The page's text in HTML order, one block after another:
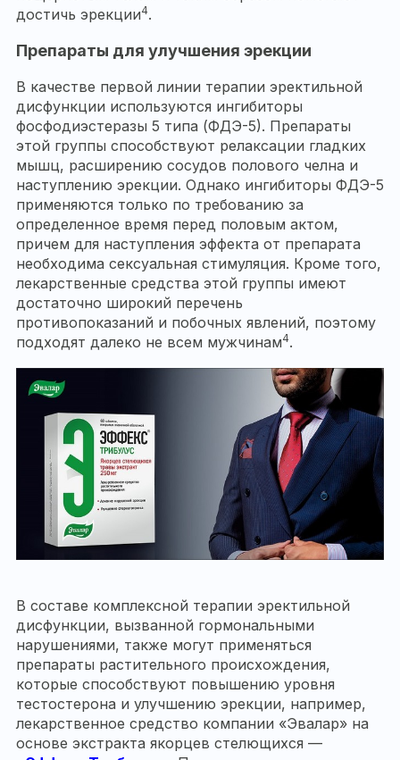
достичь эрекции4.
Препараты для улучшения эрекции
В качестве первой линии терапии эректильной
дисфункции используются ингибиторы
фосфодиэстеразы 5 типа (ФДЭ-5). Препараты
этой группы способствуют релаксации гладких
мышц, расширению сосудов полового челна и
наступлению эрекции. Однако ингибиторы ФДЭ-5
применяются только по требованию за
определенное время перед половым актом,
причем для наступления эффекта от препарата
необходима сексуальная стимуляция. Кроме того,
лекарственные средства этой группы имеют
достаточно широкий перечень
противопоказаний и побочных явлений, поэтому
подходят далеко не всем мужчинам4.
В составе комплексной терапии эректильной
дисфункции, вызванной гормональными
нарушениями, также могут применяться
препараты растительного происхождения,
которые способствуют повышению уровня
тестостерона и улучшению эрекции, например,
лекарственное средство компании «Эвалар» на
основе экстракта якорцев стелющихся —